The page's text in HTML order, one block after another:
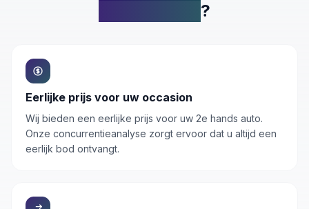
?
Eerlijke prijs voor uw occasion
Wij bieden een eerlijke prijs voor uw 2e hands auto.
Onze concurrentieanalyse zorgt ervoor dat u altijd een
eerlijk bod ontvangt.